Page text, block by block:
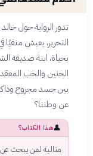
تدور الرواية حول
التحرير، يعيش
بحياة، ابنة صديقه
الحنين والحب
بين جسد مجروح
عن وطننا؟
👤هذا الكتاب؟
مثالية لمن يبحث عن